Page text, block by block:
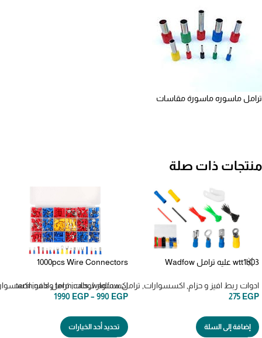
ترامل ماسوره ماسورة مقاسات
منتجات ذات صلة
wtt1b03 عليه ترامل Wadfow
ادوات ربط افيز و حزام اكسسوارات ترامل terminals ,wadfow وادفو ,
275 EGP
إضافة إلى السلة
1000pcs Wire Connectors
1000 قطعه
اكسسوار لوحات, ترامل terminals
990 EGP
–
1990 EGP
تحديد أحد الخيارات